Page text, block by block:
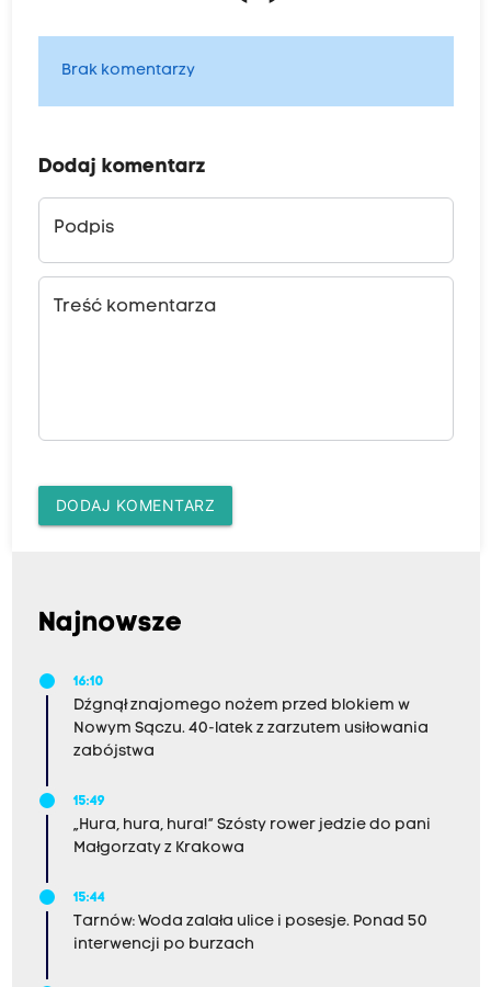
Brak komentarzy
Dodaj komentarz
Podpis
Treść komentarza
DODAJ KOMENTARZ
Najnowsze
16:10
Dźgnął znajomego nożem przed blokiem w
Nowym Sączu. 40-latek z zarzutem usiłowania
zabójstwa
15:49
„Hura, hura, hura!” Szósty rower jedzie do pani
Małgorzaty z Krakowa
15:44
Tarnów: Woda zalała ulice i posesje. Ponad 50
interwencji po burzach